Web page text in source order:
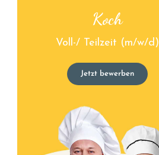
Koch
Voll-/ Teilzeit (m/w/d)
Jetzt bewerben